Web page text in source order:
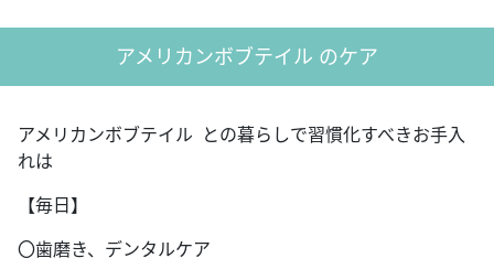
アメリカンボブテイル のケア
アメリカンボブテイル との暮らしで習慣化すべきお手入
れは
【毎日】
〇歯磨き、デンタルケア